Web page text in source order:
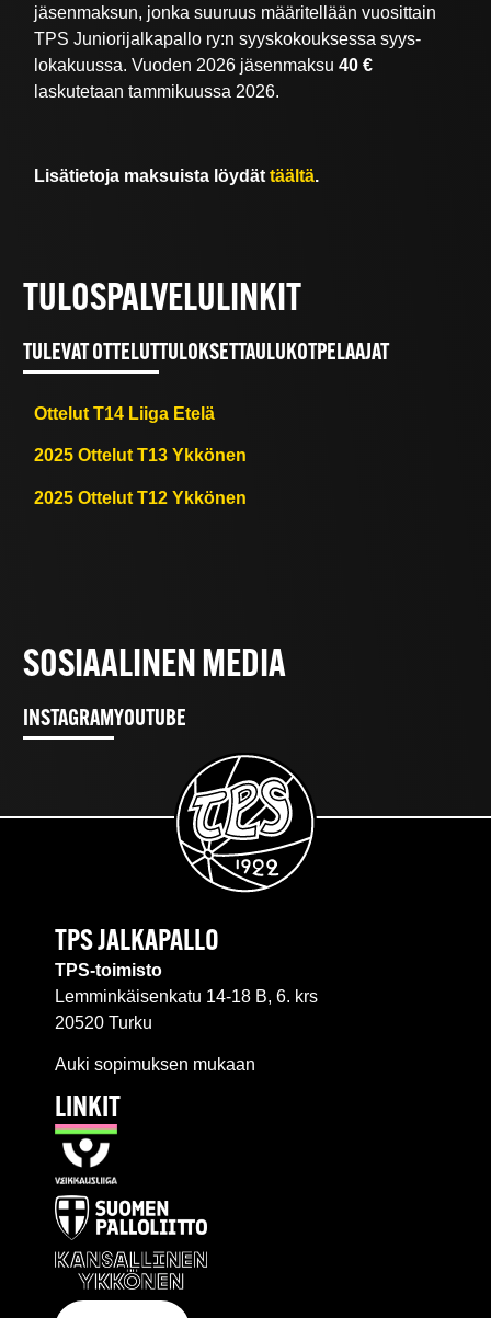
jäsenmaksun, jonka suuruus määritellään vuosittain
TPS Juniorijalkapallo ry:n syyskokouksessa syys-
lokakuussa. Vuoden 2026 jäsenmaksu 40€
laskutetaan tammikuussa 2026.
Lisätietoja maksuista löydät täältä.
TULOSPALVELULINKIT
TULEVAT OTTELUTTULOKSETTAULUKOTPELAAJAT
Ottelut T14 Liiga Etelä
2025 Ottelut T13 Ykkönen
2025 Ottelut T12 Ykkönen
SOSIAALINEN MEDIA
INSTAGRAMYOUTUBE
TPS JALKAPALLO
TPS-toimisto
Lemminkäisenkatu 14-18 B, 6. krs
20520 Turku
Auki sopimuksen mukaan
LINKIT